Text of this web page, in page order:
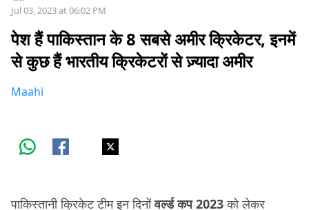
Jul 03, 2023 at 06:02 PM
पेश हैं पाकिस्तान के 8 सबसे अमीर क्रिकेटर, इनमें
से कुछ हैं भारतीय क्रिकेटरों से ज़्यादा अमीर
Maahi
पाकिस्तानी क्रिकेट टीम इन दिनोंवर्ल्ड कप 2023को लेकर